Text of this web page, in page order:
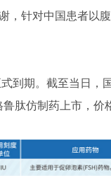
，针对中国患者以
到期。截至当日，
肽仿制药上市，价